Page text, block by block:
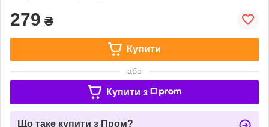
279 ₴
Купити
або
Купити з
Що таке купити з Пром?